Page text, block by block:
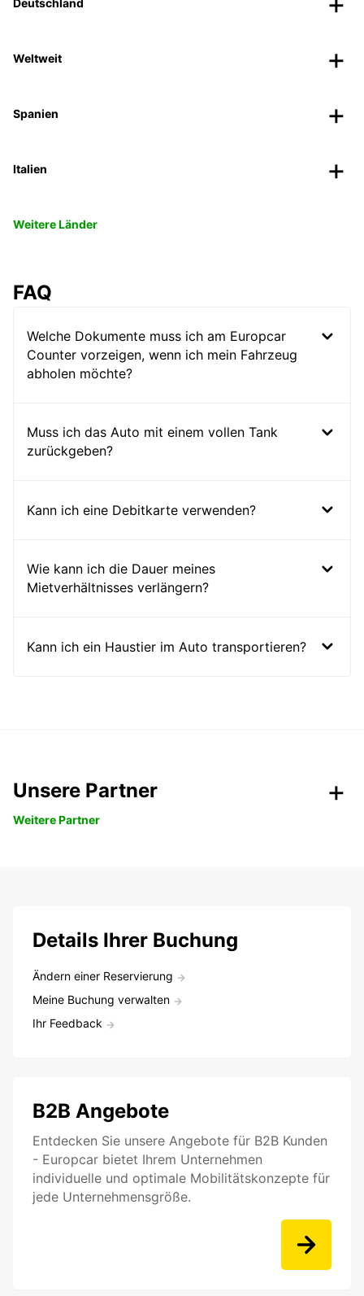
Deutschland
Weltweit
Spanien
Italien
Weitere Länder
FAQ
Welche Dokumente muss ich am Europcar
Counter vorzeigen, wenn ich mein Fahrzeug
abholen möchte?
Muss ich das Auto mit einem vollen Tank
zurückgeben?
Kann ich eine Debitkarte verwenden?
Wie kann ich die Dauer meines
Mietverhältnisses verlängern?
Kann ich ein Haustier im Auto transportieren?
Unsere Partner
Weitere Partner
Details Ihrer Buchung
Ändern einer Reservierung
Meine Buchung verwalten
Ihr Feedback
B2B Angebote
Entdecken Sie unsere Angebote für B2B Kunden
- Europcar bietet Ihrem Unternehmen
individuelle und optimale Mobilitätskonzepte für
jede Unternehmensgröße.